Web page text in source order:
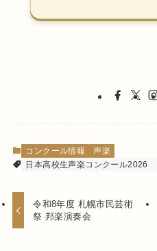
コンクール情報
声楽
日本高校生声楽コンクール2026
令和8年度 札幌市民芸術
祭 邦楽演奏会